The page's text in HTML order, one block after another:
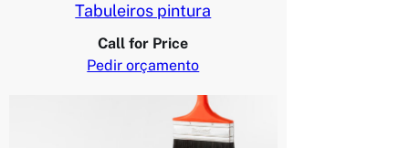
Tabuleiros pintura
Call for Price
Pedir orçamento